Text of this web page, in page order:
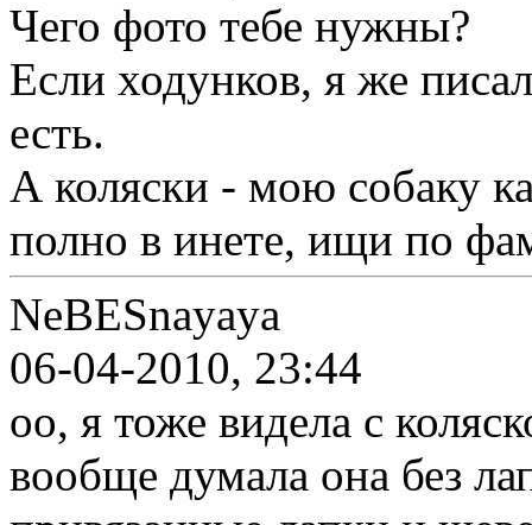
Чего фото тебе нужны?
Если ходунков, я же
есть.
А коляски - мою собаку
полно в инете, ищи по
NeBESnayaya
06-04-2010, 23:44
оо, я тоже видела с
вообще думала она без